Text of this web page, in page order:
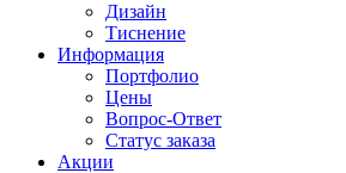
Дизайн
Тиснение
Информация
Портфолио
Цены
Вопрос-Ответ
Статус заказа
Акции